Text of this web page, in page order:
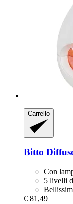
Carrello
Bitto
Con
5 livelli
€ 81,49